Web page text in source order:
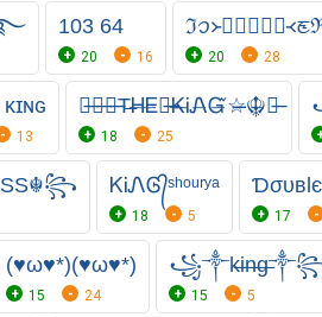
103 64
20 16 20 28
κɪɴɢ
13
꧁̶☬̶☆̶Т̶Ꮋ̶Ꭼ̶༒̶Ꮶ̶Ꭵ̶Ꮑ̶Ᏻ̶☆̶☬̶꧂̶
18 25
ᏦᎥᏁᎶ᭄ˢʰᵒᵘʳʸᵃ
18 5 17
(♥ω♥*)(♥ω♥*)
15 24 15 5